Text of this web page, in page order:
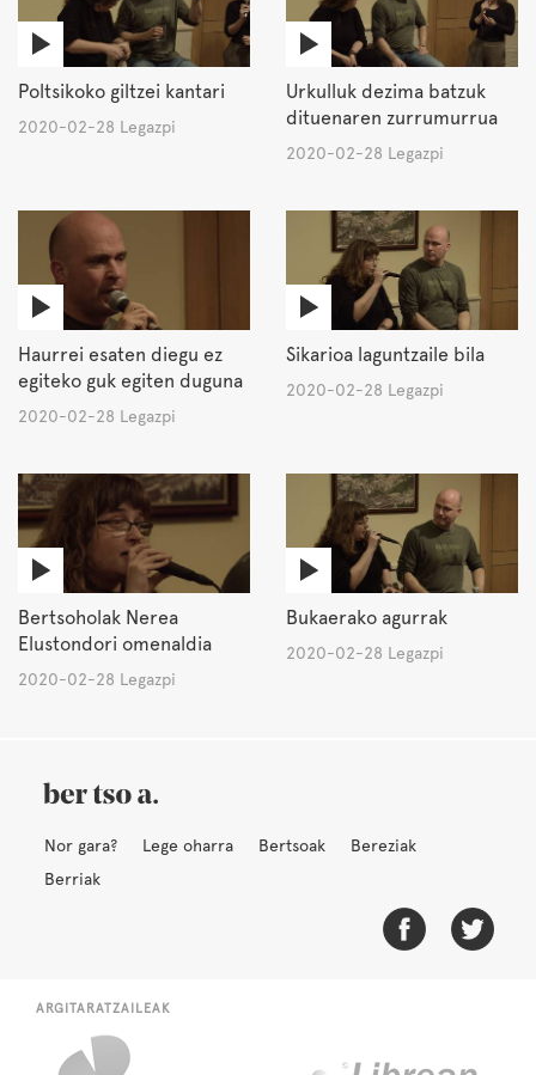
Poltsikoko giltzei kantari
2020-02-28 Legazpi
Urkulluk dezima batzuk
dituenaren zurrumurrua
2020-02-28 Legazpi
Haurrei esaten diegu ez
egiteko guk egiten duguna
2020-02-28 Legazpi
Sikarioa laguntzaile bila
2020-02-28 Legazpi
Bertsoholak Nerea
Elustondori omenaldia
2020-02-28 Legazpi
Bukaerako agurrak
2020-02-28 Legazpi
Nor gara? Lege oharra Bertsoak
Bereziak
Berriak
ARGITARATZAILEAK